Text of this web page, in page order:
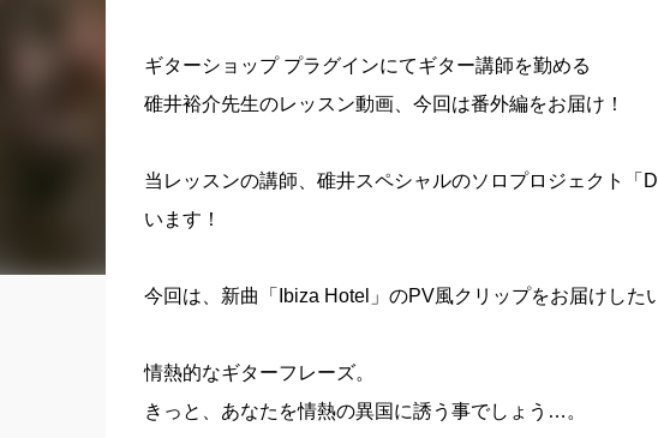
ギターショップ プラグインにてギター講師を勤める
碓井裕介先生のレッスン動画、今回は番外編をお届け！
当レッスンの講師、碓井スペシャルのソロプロジェクト「
います！
今回は、新曲「Ibiza Hotel」のPV風クリップをお届けした
情熱的なギターフレーズ。
きっと、あなたを情熱の異国に誘う事でしょう…。